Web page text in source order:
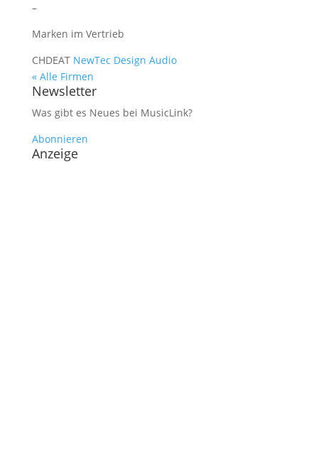
–
Marken im Vertrieb
CHDEAT NewTec Design Audio
« Alle Firmen
Newsletter
Was gibt es Neues bei MusicLink?
Abonnieren
Anzeige